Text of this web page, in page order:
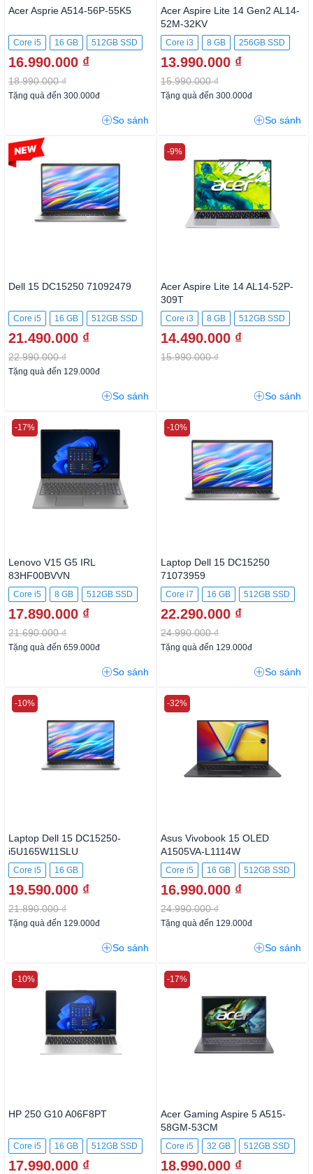
Acer Asprie A514-56P-55K5
Core i5 16 GB 512GB SSD
16.990.000 ₫
18.990.000 ₫
Tặng quà đến 300.000đ
So sánh
Acer Aspire Lite 14 Gen2 AL14-
52M-32KV
Core i3 8 GB 256GB SSD
13.990.000 ₫
15.990.000 ₫
Tặng quà đến 300.000đ
So sánh
Dell 15 DC15250 71092479
Core i5 16 GB 512GB SSD
21.490.000 ₫
22.990.000 ₫
-6%
Tặng quà đến 129.000đ
So sánh
Acer Aspire Lite 14 AL14-52P-
309T
Core i3 8 GB 512GB SSD
14.490.000 ₫
15.990.000 ₫
-9%
So sánh
Lenovo V15 G5 IRL
83HF00BVVN
Core i5 8 GB 512GB SSD
17.890.000 ₫
21.690.000 ₫
-17%
Tặng quà đến 659.000đ
So sánh
Laptop Dell 15 DC15250
71073959
Core i7 16 GB 512GB SSD
22.290.000 ₫
24.990.000 ₫
-10%
Tặng quà đến 129.000đ
So sánh
Laptop Dell 15 DC15250-
i5U165W11SLU
Core i5 16 GB
19.590.000 ₫
21.890.000 ₫
-10%
Tặng quà đến 129.000đ
So sánh
Asus Vivobook 15 OLED
A1505VA-L1114W
Core i5 16 GB 512GB SSD
16.990.000 ₫
24.990.000 ₫
-32%
Tặng quà đến 129.000đ
So sánh
HP 250 G10 A06F8PT
Core i5 16 GB 512GB SSD
17.990.000 ₫
-10%
Acer Gaming Aspire 5 A515-
58GM-53CM
Core i5 32 GB 512GB SSD
18.990.000 ₫
-17%